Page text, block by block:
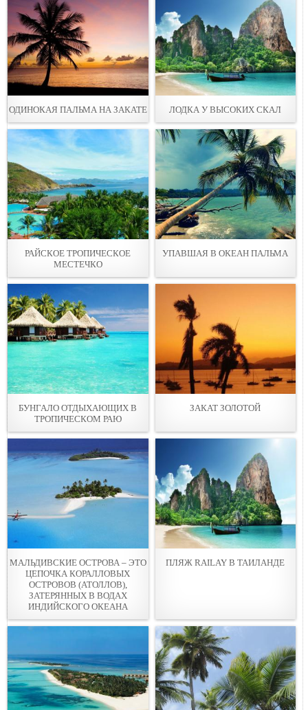
ОДИНОКАЯ ПАЛЬМА НА ЗАКАТЕ ЛОДКА У ВЫСОКИХ СКАЛ
РАЙСКОЕ ТРОПИЧЕСКОЕ
МЕСТЕЧКО
УПАВШАЯ В ОКЕАН ПАЛЬМА
БУНГАЛО ОТДЫХАЮЩИХ В
ТРОПИЧЕСКОМ РАЮ
ЗАКАТ ЗОЛОТОЙ
МАЛЬДИВСКИЕ ОСТРОВА – ЭТО
ЦЕПОЧКА КОРАЛЛОВЫХ
ОСТРОВОВ (АТОЛЛОВ),
ЗАТЕРЯННЫХ В ВОДАХ
ИНДИЙСКОГО ОКЕАНА
ПЛЯЖ RAILAY В ТАИЛАНДЕ